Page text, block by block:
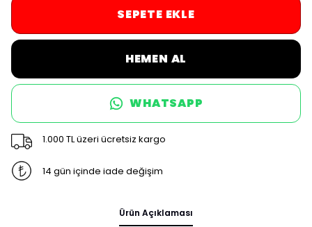
SEPETE EKLE
HEMEN AL
WHATSAPP
1.000 TL üzeri ücretsiz kargo
14 gün içinde iade değişim
Ürün Açıklaması